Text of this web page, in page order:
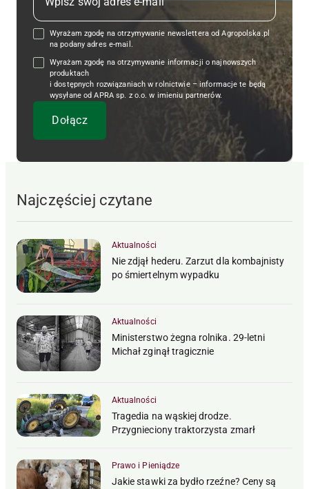
Wyrażam zgodę na otrzymywanie newslettera od Agropolska.pl
na podany adres e-mail.
Wyrażam zgodę na otrzymywanie informacji o najnowszych
produktach
i dostępnych rozwiązaniach w rolnictwie – informacje te będą
wysyłane od APRA sp. z o.o. w imieniu partnerów.
Najczęściej czytane
Aktualności
Nie zdjął hederu. Zarzut dla kombajnisty
po śmiertelnym wypadku
Aktualności
Ministerstwo żegna rolnika. 29-letni
Michał zginął tragicznie
Aktualności
Tragedia na wąskiej drodze.
Przygnieciony traktorzysta zmarł
Prawo i Pieniądze
Jakie stawki za bydło rzeźne? Ceny są